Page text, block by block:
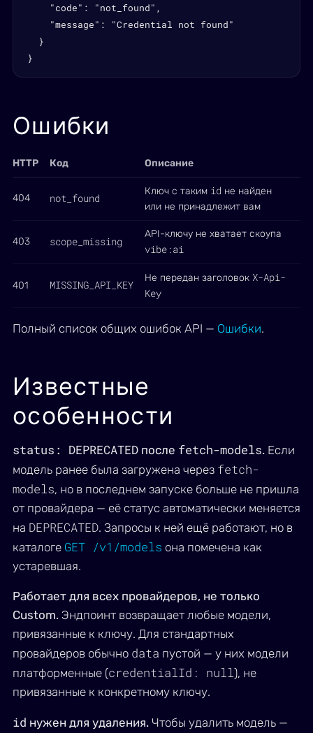
    "code": "not_found",
    "message": "Credential not found"
  }
}
Ошибки
HTTP Код Описание
404 not_found
Ключ с таким id не найден
или не принадлежит вам
403 scope_missing
API-ключу не хватает скоупа
vibe:ai
401 MISSING_API_KEY
Не передан заголовок X-Api-
Key
Полный список общих ошибок API — Ошибки.
Известные
особенности
status: DEPRECATED после fetch-models. Если
модель ранее была загружена через fetch-
models, но в последнем запуске больше не пришла
от провайдера — её статус автоматически меняется
на DEPRECATED. Запросы к ней ещё работают, но в
каталоге GET /v1/models она помечена как
устаревшая.
Работает для всех провайдеров, не только
Custom. Эндпоинт возвращает любые модели,
привязанные к ключу. Для стандартных
провайдеров обычно data пустой — у них модели
платформенные (credentialId: null), не
привязанные к конкретному ключу.
id нужен для удаления. Чтобы удалить модель —